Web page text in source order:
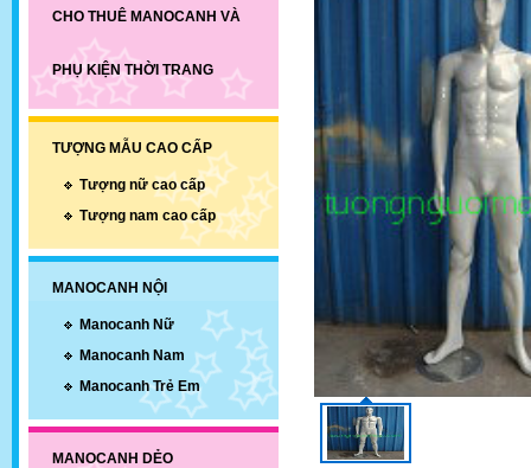
CHO THUÊ MANOCANH VÀ
PHỤ KIỆN THỜI TRANG
TƯỢNG MẪU CAO CẤP
Tượng nữ cao cấp
Tượng nam cao cấp
MANOCANH NỘI
Manocanh Nữ
Manocanh Nam
Manocanh Trẻ Em
MANOCANH DẺO